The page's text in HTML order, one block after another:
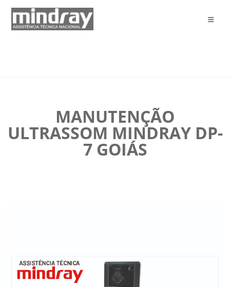
MANUTENÇÃO
ULTRASSOM MINDRAY DP-
7 GOIÁS